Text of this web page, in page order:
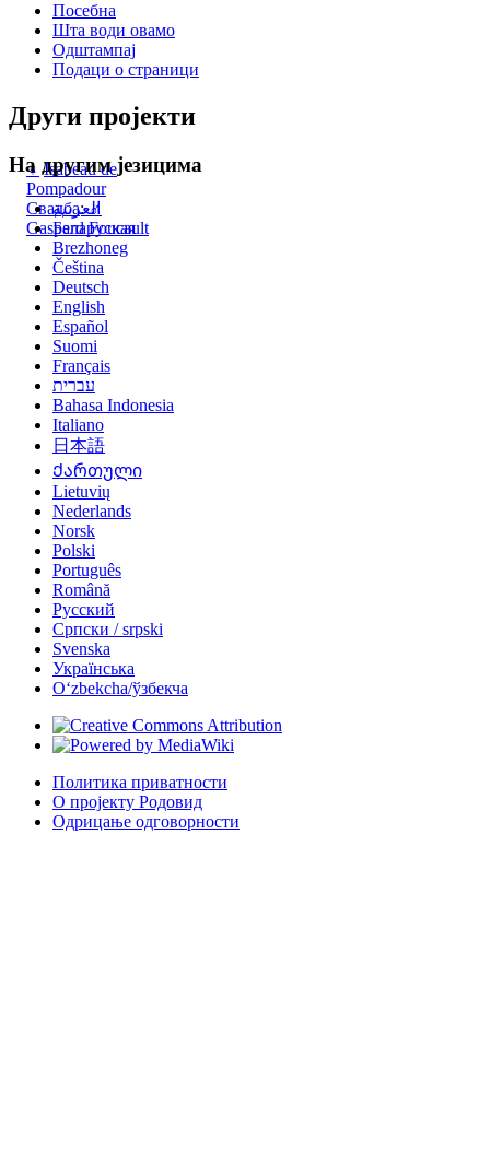
♀ Isabeau de
Pompadour
Свадба:♂
Gaspard Foucault
Посебна
Шта води овамо
Одштампај
Подаци о страници
Други пројекти
На другим језицима
العربية
Беларуская
Brezhoneg
Čeština
Deutsch
English
Español
Suomi
Français
עברית
Bahasa Indonesia
Italiano
日本語
Ქართული
Lietuvių
Nederlands
Norsk
Polski
Português
Română
Русский
Српски / srpski
Svenska
Українська
Oʻzbekcha/ўзбекча
Политика приватности
О пројекту Родовид
Одрицање одговорности